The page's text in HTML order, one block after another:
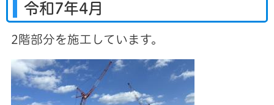
令和7年4月
2階部分を施工しています。